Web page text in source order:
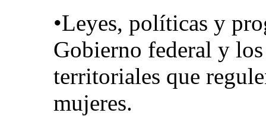
•Leyes, políticas y
Gobierno federal y
territoriales que
mujeres.